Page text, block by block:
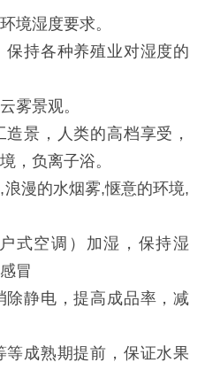
境湿度要求。
持各种养殖业对湿度的
雾景观。
景，人类的高档享受，
，负离子浴。
漫的水烟雾,惬意的环境,
式空调）加湿，保持湿
冒
静电，提高成品率，减
成熟期提前，保证水果